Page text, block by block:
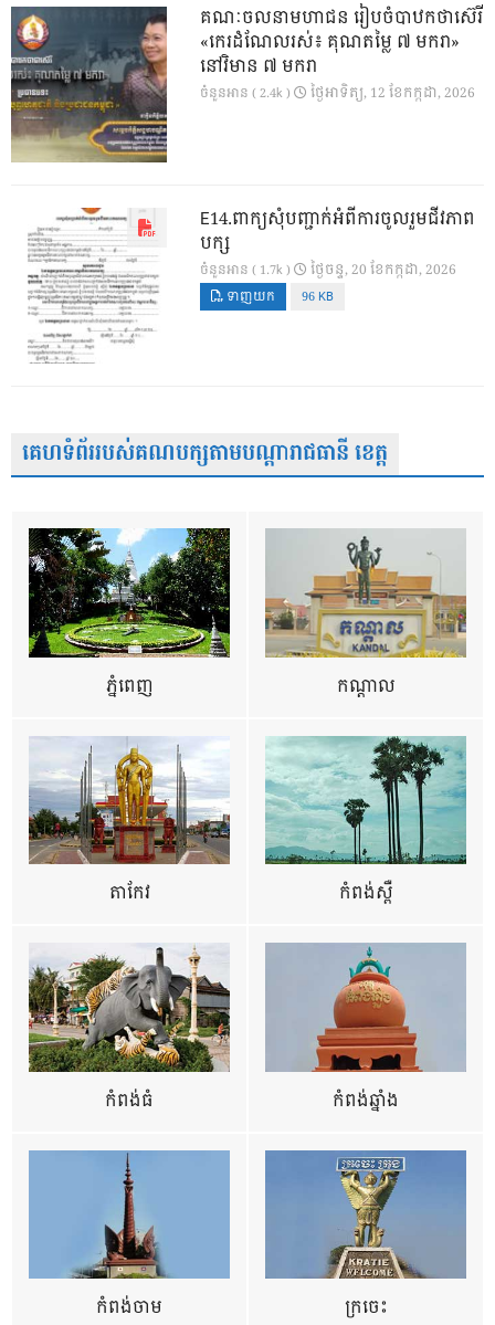
គណៈចលនាមហាជន រៀបចំបាឋកថាស៊េរី
«កេរដំណែលរស់៖ គុណតម្លៃ ៧ មករា»
នៅវិមាន ៧ មករា
ចំនួនអាន ( 2.4k ) ថ្ងៃ​អាទិត្យ, 12 ខែ​កក្កដា, 2026
E14.ពាក្យសុំបញ្ជាក់អំពីការចូលរួមជីវភាព
បក្ស
ចំនួនអាន ( 1.7k ) ថ្ងៃ​ចន្ទ, 20 ខែ​កក្កដា, 2026
ទាញយក 96 KB
គេហទំព័ររបស់គណបក្សតាមបណ្តារាជធានី ខេត្ត
ភ្នំពេញ កណ្តាល
តាកែវ កំពង់ស្ពឺ
កំពង់ធំ កំពង់ឆ្នាំង
កំពង់ចាម ក្រចេះ